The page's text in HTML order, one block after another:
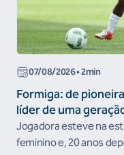
07/08/2026• 2min
Formiga: de
líder de uma
Jogadora esteve na
feminino e, 20 anos